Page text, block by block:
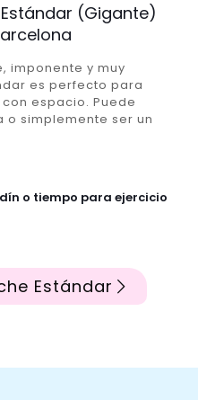
(Gigante)
imponente y muy
es perfecto para
espacio. Puede
simplemente ser un
o tiempo para ejercicio
Estándar